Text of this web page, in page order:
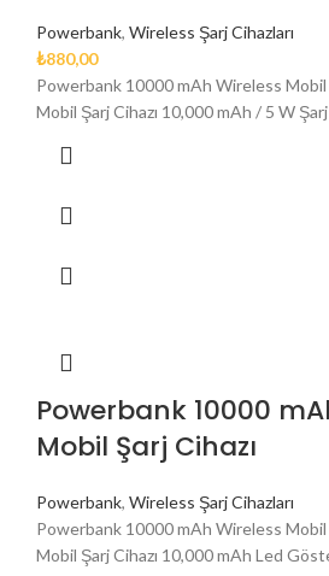
Powerbank, Wireless Şarj Cihazları
₺880,00
Powerbank 10000 mAh Wireless
Mobil Şarj Cihazı 10,000 mAh / 5 W
Powerbank 10000
Mobil Şarj Cihazı
Powerbank, Wireless Şarj Cihazları
Powerbank 10000 mAh Wireless
Mobil Şarj Cihazı 10,000 mAh Led